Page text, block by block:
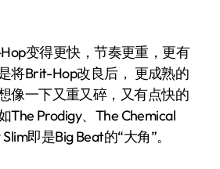
变得更快，节奏更重，更有
将Brit-Hop改良后， 更成熟的
像一下又重又碎，又有点快的
The Prodigy、The Chemical
即是Big Beat的“大角”。